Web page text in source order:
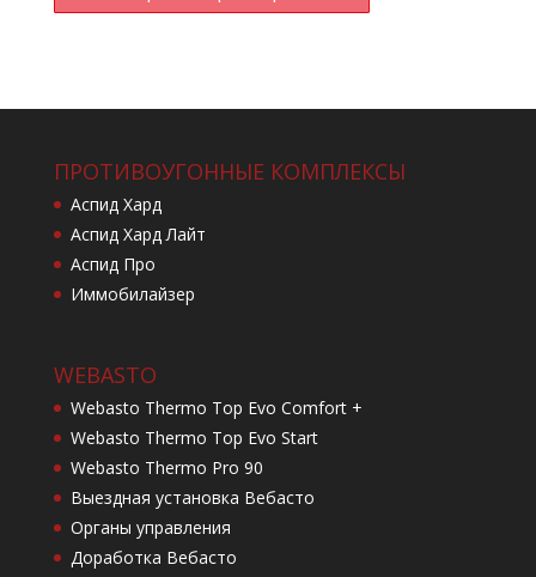
ПРОТИВОУГОННЫЕ КОМПЛЕКСЫ
Аспид Хард
Аспид Хард Лайт
Аспид Про
Иммобилайзер
WEBASTO
Webasto Thermo Top Evo Comfort +
Webasto Thermo Top Evo Start
Webasto Thermo Pro 90
Выездная установка Вебасто
Органы управления
Доработка Вебасто